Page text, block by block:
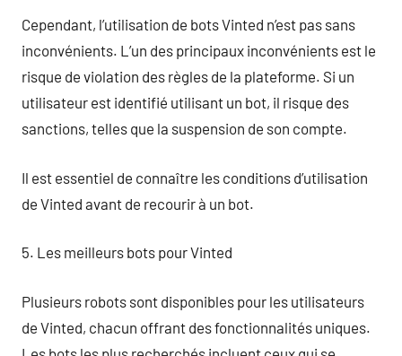
Cependant, l’utilisation de bots Vinted n’est pas sans
inconvénients. L’un des principaux inconvénients est le
risque de violation des règles de la plateforme. Si un
utilisateur est identifié utilisant un bot, il risque des
sanctions, telles que la suspension de son compte.
Il est essentiel de connaître les conditions d’utilisation
de Vinted avant de recourir à un bot.
5. Les meilleurs bots pour Vinted
Plusieurs robots sont disponibles pour les utilisateurs
de Vinted, chacun offrant des fonctionnalités uniques.